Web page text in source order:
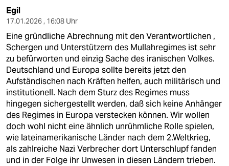
Egil
17.01.2026 , 16:08 Uhr
Eine gründliche Abrechnung mit den Verantwortlichen ,
Schergen und Unterstützern des Mullahregimes ist sehr
zu befürworten und einzig Sache des iranischen Volkes.
Deutschland und Europa sollte bereits jetzt den
Aufständischen nach Kräften helfen, auch militärisch und
institutionell. Nach dem Sturz des Regimes muss
hingegen sichergestellt werden, daß sich keine Anhänger
des Regimes in Europa verstecken können. Wir wollen
doch wohl nicht eine ähnlich unrühmliche Rolle spielen,
wie lateinamerikanische Länder nach dem 2.Weltkrieg,
als zahlreiche Nazi Verbrecher dort Unterschlupf fanden
und in der Folge ihr Unwesen in diesen Ländern trieben.